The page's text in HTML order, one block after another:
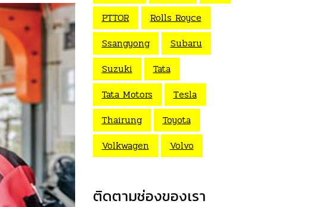
PTTOR
Rolls Royce
Ssangyong
Subaru
Suzuki
Tata
Tata Motors
Tesla
Thairung
Toyota
Volkwagen
Volvo
ติดตามช่องของเรา